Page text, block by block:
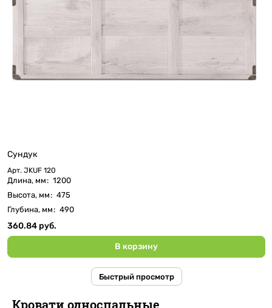
Сундук
Арт. JKUF 120
Длина, мм: 1200
Высота, мм: 475
Глубина, мм: 490
360.84 руб.
В корзину
Быстрый просмотр
Кровати односпальные